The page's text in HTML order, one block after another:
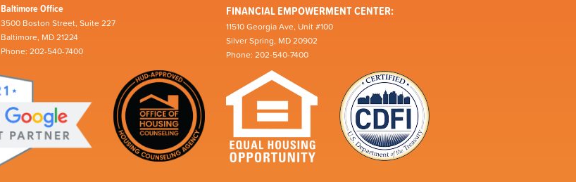
Baltimore Office
3500 Boston Street, Suite 227
Baltimore, MD 21224
Phone: 202-540-7400
FINANCIAL EMPOWERMENT CENTER:
11510 Georgia Ave, Unit #100
Silver Spring, MD 20902
Phone: 202-540-7400